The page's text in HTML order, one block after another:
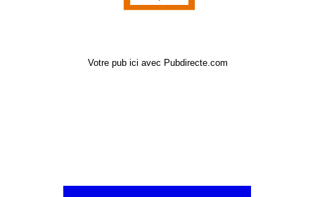
Votre pub ici avec Pubdirecte.com